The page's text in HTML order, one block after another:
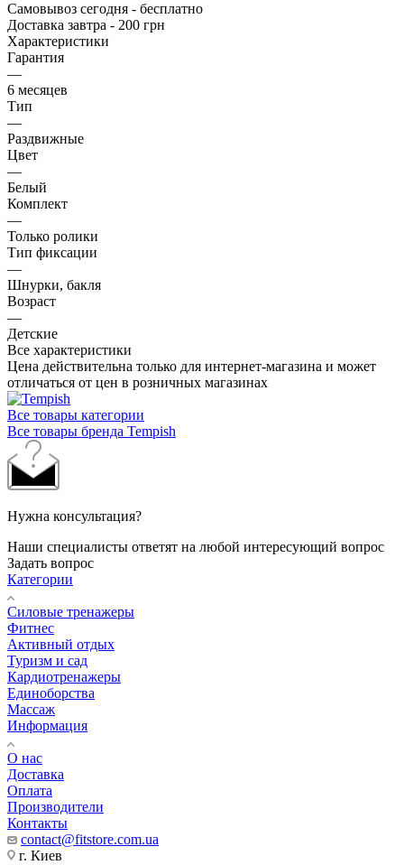
Самовывоз сегодня - бесплатно
Доставка завтра - 200 грн
Характеристики
Гарантия
—
6 месяцев
Тип
—
Раздвижные
Цвет
—
Белый
Комплект
—
Только ролики
Тип фиксации
—
Шнурки, бакля
Возраст
—
Детские
Все характеристики
Цена действительна только для интернет-магазина и может
отличаться от цен в розничных магазинах
Все товары категории
Все товары бренда Tempish
Нужна консультация?
Наши специалисты ответят на любой интересующий вопрос
Задать вопрос
Категории
Силовые тренажеры
Фитнес
Активный отдых
Туризм и сад
Кардиотренажеры
Единоборства
Массаж
Информация
О нас
Доставка
Оплата
Производители
Контакты
contact@fitstore.com.ua
г. Киев